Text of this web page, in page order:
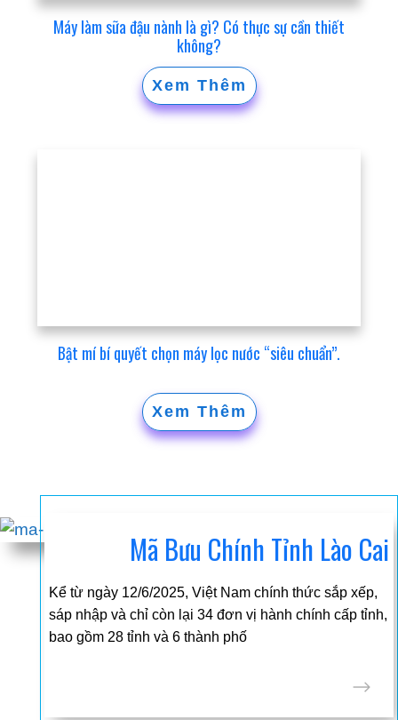
Máy làm sữa đậu nành là gì? Có thực sự cần thiết
không?
Xem Thêm
Bật mí bí quyết chọn máy lọc nước “siêu chuẩn”.
Xem Thêm
Mã Bưu Chính Tỉnh Lào Cai
Kể từ ngày 12/6/2025, Việt Nam chính thức sắp xếp,
sáp nhập và chỉ còn lại 34 đơn vị hành chính cấp tỉnh,
bao gồm 28 tỉnh và 6 thành phố